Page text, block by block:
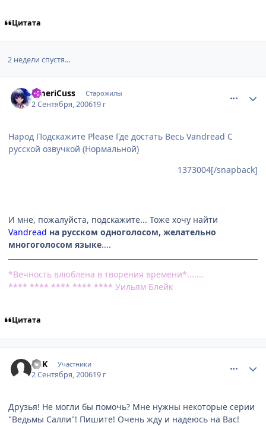
Цитата
2 недели спустя...
AmeriCuss Старожилы
2 Сентября, 200619 г
Народ Подскажите Please Где достать Весь Vandread С
русской озвучкой (Нормальной)
1373004[/snapback]
И мне, пожалуйста, подскажите... Тоже хочу найти
Vandread на русском одноголосом, желательно
многоголосом языке....
*Вечность влюблена в творения времени*.......
**** **** **** **** **** Уильям Блейк
Цитата
AEK Участники
2 Сентября, 200619 г
Друзья! Не могли бы помочь? Мне нужны некоторые серии
"Ведьмы Салли"! Пишите! Очень жду и надеюсь на Вас!